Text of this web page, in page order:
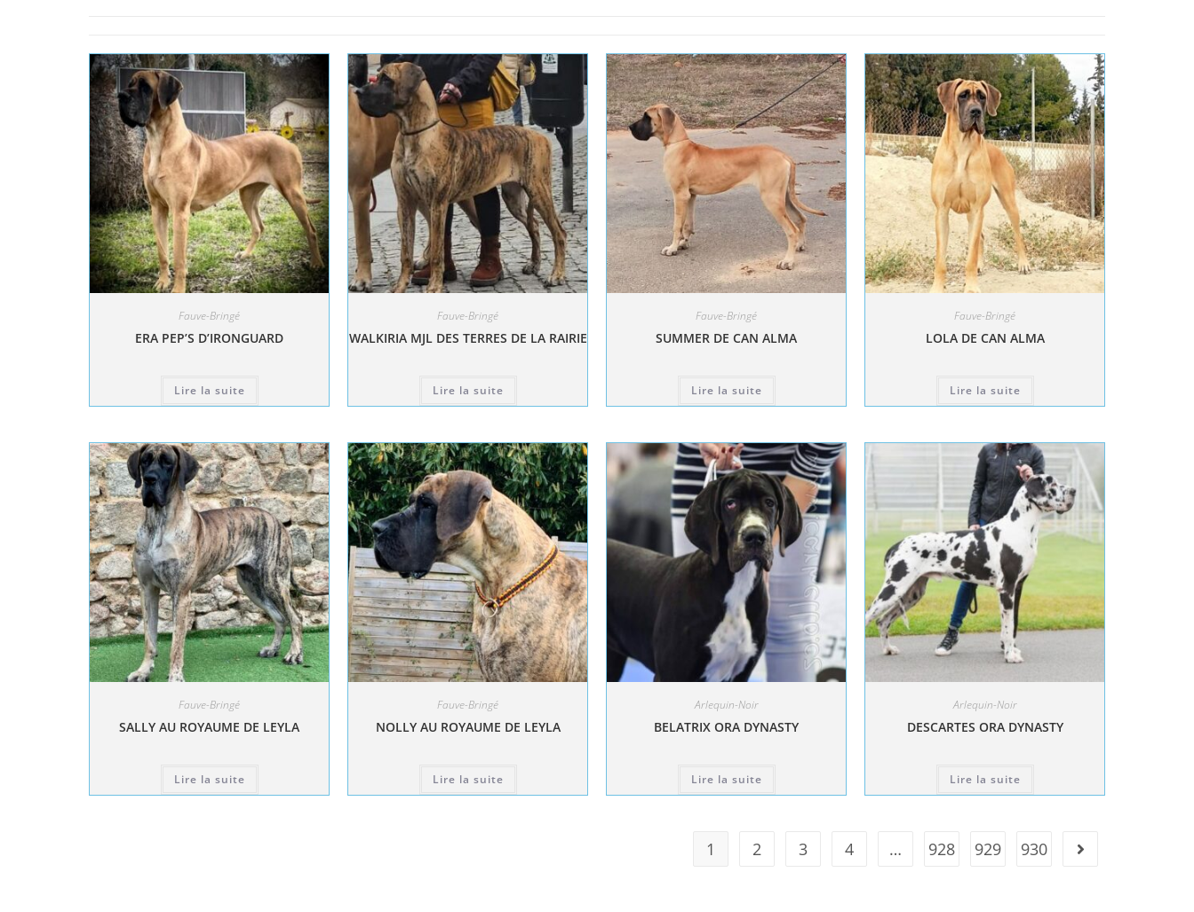
Fauve-Bringé
ERA PEP’S D’IRONGUARD
Lire la suite
Fauve-Bringé
WALKIRIA MJL DES TERRES DE LA RAIRIE
Lire la suite
Fauve-Bringé
SUMMER DE CAN ALMA
Lire la suite
Fauve-Bringé
LOLA DE CAN ALMA
Lire la suite
Fauve-Bringé
SALLY AU ROYAUME DE LEYLA
Lire la suite
Fauve-Bringé
NOLLY AU ROYAUME DE LEYLA
Lire la suite
Arlequin-Noir
BELATRIX ORA DYNASTY
Lire la suite
Arlequin-Noir
DESCARTES ORA DYNASTY
Lire la suite
1 2 3 4 … 928 929 930